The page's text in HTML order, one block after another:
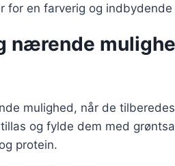
for en farverig og
nærende
mulighed, når de
og fylde dem med
protein.